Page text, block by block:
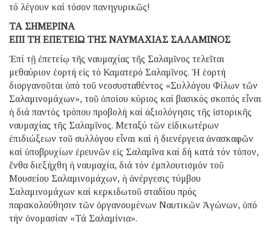
τό λέγουν καί τόσον πανηγυρικῶς!
ΤΑ ΣΗΜΕΡΙΝΑ
ΕΠΙ ΤΗ ΕΠΕΤΕΙΩ ΤΗΣ ΝΑΥΜΑΧΙΑΣ ΣΑΛΑΜΙΝΟΣ
Ἐπί τῇ ἐπετείῳ τῆς ναυμαχίας τῆς Σαλαμῖνος τελεῖται
μεθαύριον ἑορτή εἰς τό Καματερό Σαλαμῖνος. Ἡ ἑορτή
διοργανοῦται ὑπό τοῦ νεοσυσταθέντος «Συλλόγου Φίλων τῶν
Σαλαμινομάχων», τοῦ ὁποίου κύριος καί βασικός σκοπός εἶναι
ἡ διά παντός τρόπου προβολή καί ἀξιολόγησις τῆς ἱστορικῆς
ναυμαχίας τῆς Σαλαμῖνος. Μεταξύ τῶν εἰδικωτέρων
ἐπιδιώξεων τοῦ συλλόγου εἶναι καί ἡ διενέργεια ἀνασκαφῶν
καί ὑποβρυχίων ἐρευνῶν εἰς Σαλαμῖνα καί δή κατά τόν τόπον,
ἔνθα διεξήχθη ἡ ναυμαχία, διά τόν ἐμπλουτισμόν τοῦ
Μουσείου Σαλαμινομάχων, ἡ ἀνέργεσις τύμβου
Σαλαμινομάχων καί κερκιδωτοῦ σταδίου πρός
παρακολούθησιν τῶν ὀργανουμένων Ναυτικῶν Ἀγώνων, ὑπό
τήν ὀνομασίαν «Τά Σαλαμίνια».